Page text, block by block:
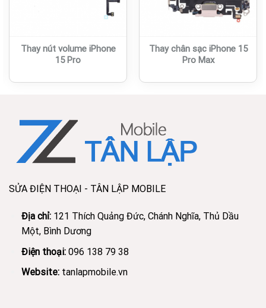
Thay nút volume iPhone
15 Pro
Thay chân sạc iPhone 15
Pro Max
SỬA ĐIỆN THOẠI - TÂN LẬP MOBILE
Địa chỉ: 121 Thích Quảng Đức, Chánh Nghĩa, Thủ Dầu
Một, Bình Dương
Điện thoại: 096 138 79 38
Website: tanlapmobile.vn